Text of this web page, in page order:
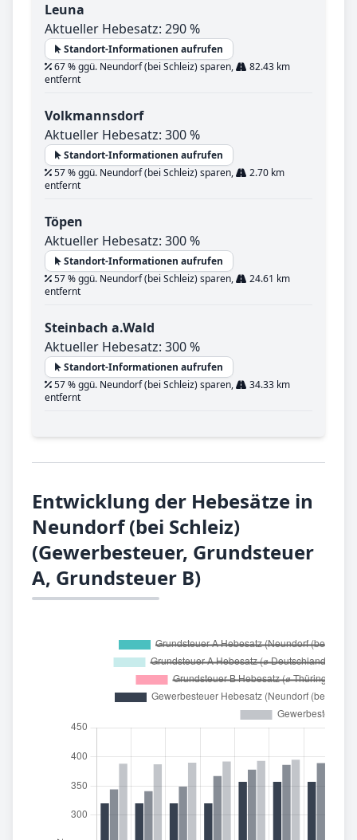
Leuna
Aktueller Hebesatz: 290 %
Standort-Informationen aufrufen
67 % ggü. Neundorf (bei Schleiz) sparen,
82.43 km
entfernt
Volkmannsdorf
Aktueller Hebesatz: 300 %
Standort-Informationen aufrufen
57 % ggü. Neundorf (bei Schleiz) sparen,
2.70 km
entfernt
Töpen
Aktueller Hebesatz: 300 %
Standort-Informationen aufrufen
57 % ggü. Neundorf (bei Schleiz) sparen,
24.61 km
entfernt
Steinbach a.Wald
Aktueller Hebesatz: 300 %
Standort-Informationen aufrufen
57 % ggü. Neundorf (bei Schleiz) sparen,
34.33 km
entfernt
Entwicklung der Hebesätze in
Neundorf (bei Schleiz)
(Gewerbesteuer, Grundsteuer
A, Grundsteuer B)